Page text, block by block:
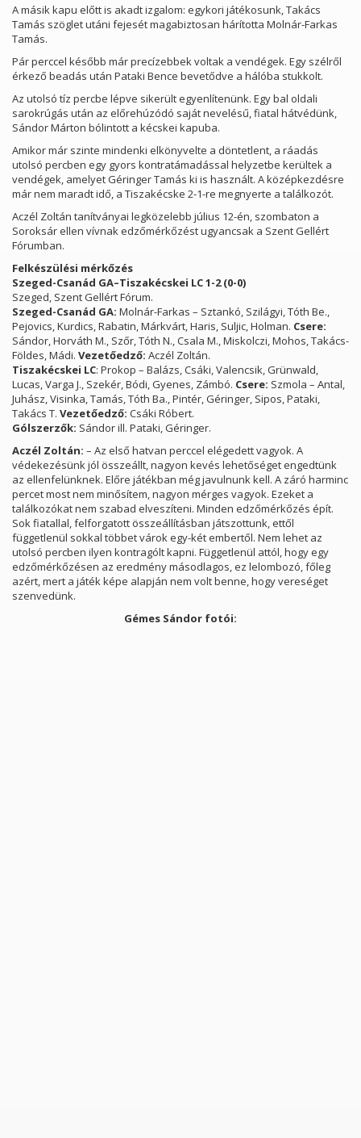
A másik kapu előtt is akadt izgalom: egykori játékosunk, Takács
Tamás szöglet utáni fejesét magabiztosan hárította Molnár-Farkas
Tamás.
Pár perccel később már precízebbek voltak a vendégek. Egy szélről
érkező beadás után Pataki Bence bevetődve a hálóba stukkolt.
Az utolsó tíz percbe lépve sikerült egyenlítenünk. Egy bal oldali
sarokrúgás után az előrehúzódó saját nevelésű, fiatal hátvédünk,
Sándor Márton bólintott a kécskei kapuba.
Amikor már szinte mindenki elkönyvelte a döntetlent, a ráadás
utolsó percben egy gyors kontratámadással helyzetbe kerültek a
vendégek, amelyet Géringer Tamás ki is használt. A középkezdésre
már nem maradt idő, a Tiszakécske 2-1-re megnyerte a találkozót.
Aczél Zoltán tanítványai legközelebb július 12-én, szombaton a
Soroksár ellen vívnak edzőmérkőzést ugyancsak a Szent Gellért
Fórumban.
Felkészülési mérkőzés
Szeged-Csanád GA–Tiszakécskei LC 1-2 (0-0)
Szeged, Szent Gellért Fórum.
Szeged-Csanád GA: Molnár-Farkas – Sztankó, Szilágyi, Tóth Be.,
Pejovics, Kurdics, Rabatin, Márkvárt, Haris, Suljic, Holman. Csere:
Sándor, Horváth M., Szőr, Tóth N., Csala M., Miskolczi, Mohos, Takács-
Földes, Mádi. Vezetőedző: Aczél Zoltán.
Tiszakécskei LC: Prokop – Balázs, Csáki, Valencsik, Grünwald,
Lucas, Varga J., Szekér, Bódi, Gyenes, Zámbó. Csere: Szmola – Antal,
Juhász, Visinka, Tamás, Tóth Ba., Pintér, Géringer, Sipos, Pataki,
Takács T. Vezetőedző: Csáki Róbert.
Gólszerzők: Sándor ill. Pataki, Géringer.
Aczél Zoltán: – Az első hatvan perccel elégedett vagyok. A
védekezésünk jól összeállt, nagyon kevés lehetőséget engedtünk
az ellenfelünknek. Előre játékban még javulnunk kell. A záró harminc
percet most nem minősítem, nagyon mérges vagyok. Ezeket a
találkozókat nem szabad elveszíteni. Minden edzőmérkőzés épít.
Sok fiatallal, felforgatott összeállításban játszottunk, ettől
függetlenül sokkal többet várok egy-két embertől. Nem lehet az
utolsó percben ilyen kontragólt kapni. Függetlenül attól, hogy egy
edzőmérkőzésen az eredmény másodlagos, ez lelombozó, főleg
azért, mert a játék képe alapján nem volt benne, hogy vereséget
szenvedünk.
Gémes Sándor fotói: